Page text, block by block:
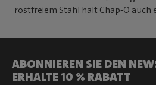
rostfreiem Stahl hält Chap-O auch
ABONNIEREN SIE DEN
ERHALTE 10 % RABATT